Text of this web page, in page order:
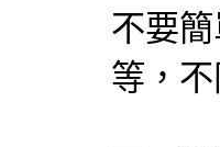
不要
等，